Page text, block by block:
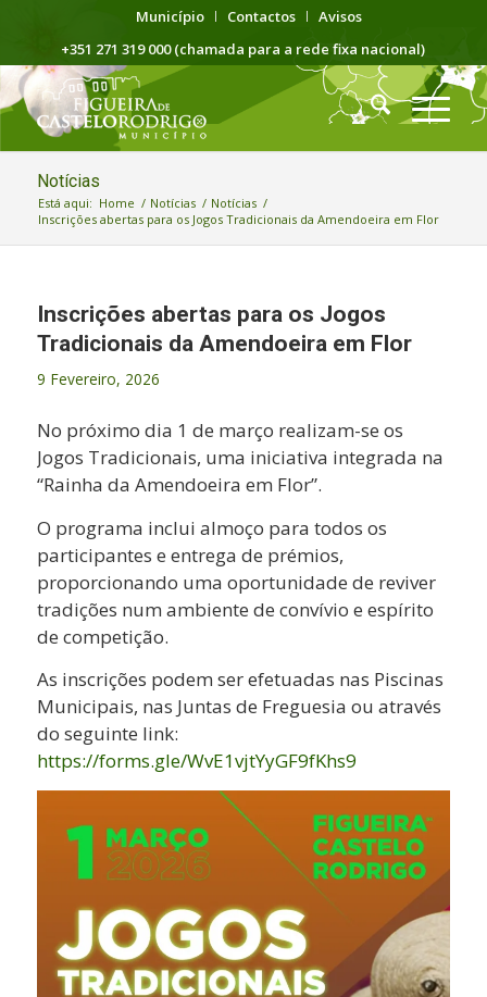
Município Contactos
Avisos
+351 271 319 000 (chamada para a rede fixa nacional)
Notícias
Está aqui: Home / Notícias / Notícias /
Inscrições abertas para os Jogos Tradicionais da Amendoeira em Flor
Inscrições abertas para os Jogos
Tradicionais da Amendoeira em Flor
9 Fevereiro, 2026
No próximo dia 1 de março realizam-se os
Jogos Tradicionais, uma iniciativa integrada na
“Rainha da Amendoeira em Flor”.
O programa inclui almoço para todos os
participantes e entrega de prémios,
proporcionando uma oportunidade de reviver
tradições num ambiente de convívio e espírito
de competição.
As inscrições podem ser efetuadas nas Piscinas
Municipais, nas Juntas de Freguesia ou através
do seguinte link:
https://forms.gle/WvE1vjtYyGF9fKhs9